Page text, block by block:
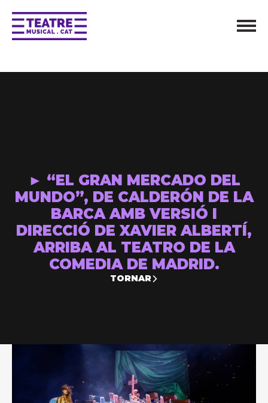
► “EL GRAN MERCADO DEL
MUNDO”, DE CALDERÓN DE LA
BARCA AMB VERSIÓ I
DIRECCIÓ DE XAVIER ALBERTÍ,
ARRIBA AL TEATRO DE LA
COMEDIA DE MADRID.
TORNAR